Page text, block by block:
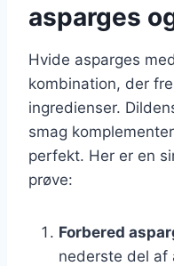
asparges
Hvide asparges
kombination, der
ingredienser.
smag
perfekt. Her er en
prøve:
Forbered
nederste del af